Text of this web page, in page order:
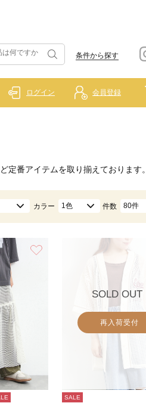
条件から探す
ログイン 会員登録
定番アイテムを取り揃えております。
カラー 1色 件数 80件
SOLD OUT
再入荷受付
SALE